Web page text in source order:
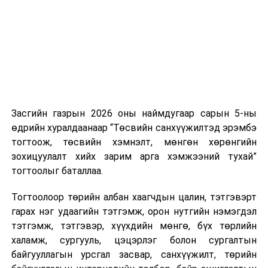
Шинэ хууль Францын зах зээлд үйлчилдэг гадаадын
дуудлагын төвүүдэд нөлөөлөхөөр байна. Тухайлбал,
Мароккогийн дуудлагын төвүүдийн орлогын 80 гаруй
хувь Францын зах зээлээс бүрддэг бөгөөд тус улсын
40–50 мянган ажлын байр эрсдэлд орж болзошгүйг
Засгийн газрын 2026 оны наймдугаар сарын 5-ны
өдрийн хуралдаанаар “Төсвийн санхүүжилтэд эрэмбэ
тогтоож, төсвийн хэмнэлт, мөнгөн хөрөнгийн
зохицуулалт хийх зарим арга хэмжээний тухай”
тогтоолыг баталлаа.
Тогтоолоор төрийн албан хаагчдын цалин, тэтгэвэрт
гарах нэг удаагийн тэтгэмж, орон нутгийн нэмэгдэл
тэтгэмж, тэтгэвэр, хүүхдийн мөнгө, бүх төрлийн
халамж, сургууль, цэцэрлэг болон сургалтын
байгууллагын урсгал засвар, санхүүжилт, төрийн